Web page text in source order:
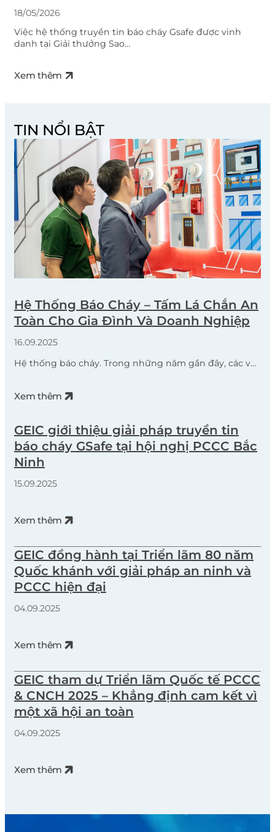
18/05/2026
Việc hệ thống truyền tin báo cháy Gsafe được vinh
danh tại Giải thưởng Sao…
Xem thêm
TIN NỔI BẬT
Hệ Thống Báo Cháy – Tấm Lá Chắn An
Toàn Cho Gia Đình Và Doanh Nghiệp
16.09.2025
Hệ thống báo cháy. Trong những năm gần đây, các vụ
lại hậu quả nặng nề về người và tài sản. Nguyên nhân
nhiệt, hoặc thiếu kiểm tra an toàn định […]
Xem thêm
GEIC giới thiệu giải pháp truyền tin
báo cháy GSafe tại hội nghị PCCC Bắc
Ninh
15.09.2025
Xem thêm
GEIC đồng hành tại Triển lãm 80 năm
Quốc khánh với giải pháp an ninh và
PCCC hiện đại
04.09.2025
Xem thêm
GEIC tham dự Triển lãm Quốc tế PCCC
& CNCH 2025 – Khẳng định cam kết vì
một xã hội an toàn
04.09.2025
Xem thêm